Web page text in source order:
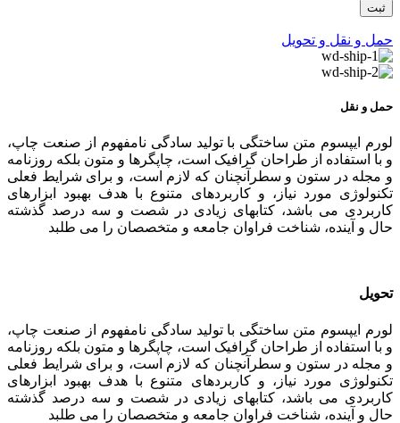
حمل و نقل و تحویل
حمل و نقل
لورم ایپسوم متن ساختگی با تولید سادگی نامفهوم از صنعت چاپ،
و با استفاده از طراحان گرافیک است، چاپگرها و متون بلکه روزنامه
و مجله در ستون و سطرآنچنان که لازم است، و برای شرایط فعلی
تکنولوژی مورد نیاز، و کاربردهای متنوع با هدف بهبود ابزارهای
کاربردی می باشد، کتابهای زیادی در شصت و سه درصد گذشته
حال و آینده، شناخت فراوان جامعه و متخصصان را می طلبد
تحویل
لورم ایپسوم متن ساختگی با تولید سادگی نامفهوم از صنعت چاپ،
و با استفاده از طراحان گرافیک است، چاپگرها و متون بلکه روزنامه
و مجله در ستون و سطرآنچنان که لازم است، و برای شرایط فعلی
تکنولوژی مورد نیاز، و کاربردهای متنوع با هدف بهبود ابزارهای
کاربردی می باشد، کتابهای زیادی در شصت و سه درصد گذشته
حال و آینده، شناخت فراوان جامعه و متخصصان را می طلبد